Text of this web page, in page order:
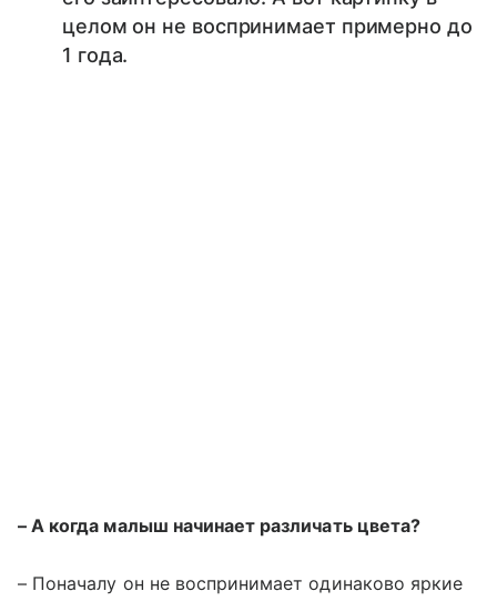
целом он не воспринимает примерно до
1 года.
– А когда малыш начинает различать цвета?
– Поначалу он не воспринимает одинаково яркие